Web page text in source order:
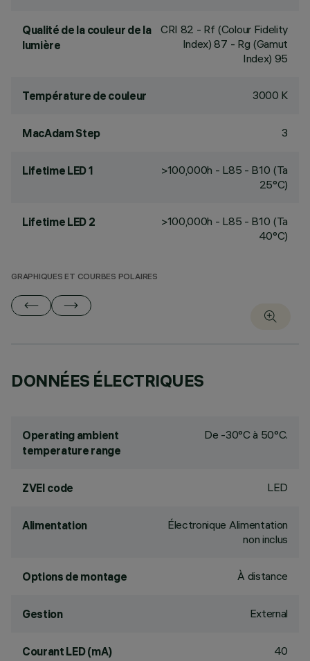
Qualité de la couleur de la
lumière
CRI 82 - Rf (Colour Fidelity
Index) 87 - Rg (Gamut
Index) 95
Température de couleur 3000 K
MacAdam Step 3
Lifetime LED 1
>100,000h - L85 - B10 (Ta
25°C)
Lifetime LED 2
>100,000h - L85 - B10 (Ta
40°C)
GRAPHIQUES ET COURBES POLAIRES
DONNÉES ÉLECTRIQUES
Operating ambient
temperature range
De -30°C à 50°C.
ZVEI code LED
Alimentation
Électronique Alimentation
non inclus
Options de montage À distance
Gestion External
Courant LED (mA) 40